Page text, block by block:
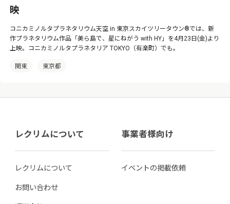
映
コニカミノルタプラネタリウム天空 in 東京スカイツリータウン®では、新
作プラネタリウム作品「美ら島で、星にねがう with HY」を4月23日(金)より
上映。コニカミノルタプラネタリア TOKYO（有楽町）でも。
関東 東京都
レクリムについて
レクリムについて
お問い合わせ
事業者様向け
イベントの掲載依頼